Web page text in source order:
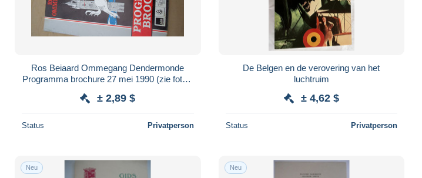
Ros Beiaard Ommegang Dendermonde
Programma brochure 27 mei 1990 (zie foto's
± 2,89 $
Status Privatperson
De Belgen en de verovering van het
luchtruim
± 4,62 $
Status Privatperson
Neu Neu